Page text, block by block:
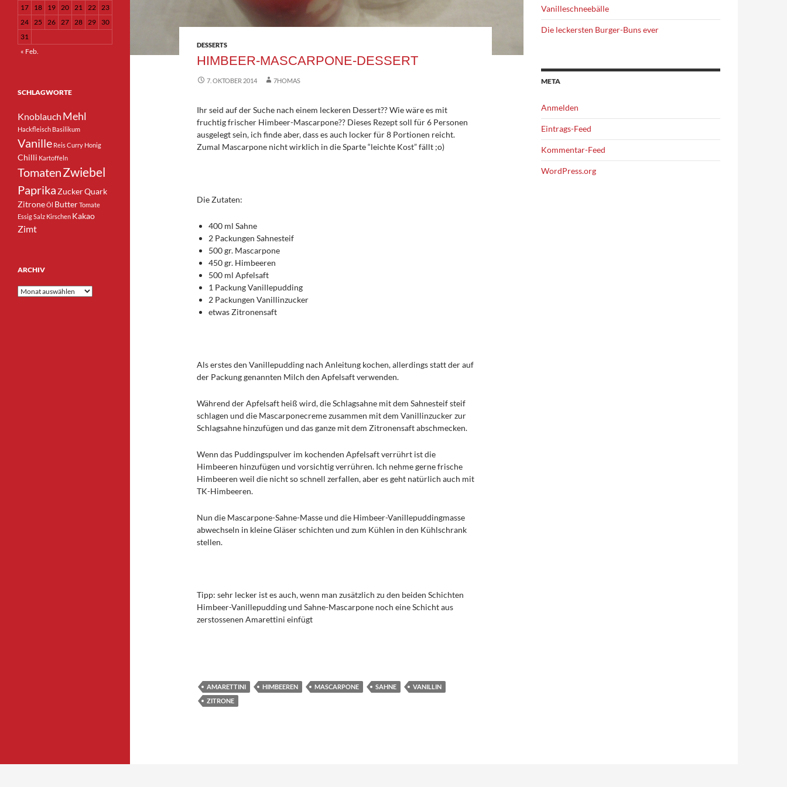
DESSERTS
HIMBEER-MASCARPONE-DESSERT
7. OKTOBER 2014 7HOMAS
Ihr seid auf der Suche nach einem leckeren Dessert?? Wie wäre es mit
fruchtig frischer Himbeer-Mascarpone?? Dieses Rezept soll für 6 Personen
ausgelegt sein, ich finde aber, dass es auch locker für 8 Portionen reicht.
Zumal Mascarpone nicht wirklich in die Sparte “leichte Kost” fällt ;o)
Die Zutaten:
400 ml Sahne
2 Packungen Sahnesteif
500 gr. Mascarpone
450 gr. Himbeeren
500 ml Apfelsaft
1 Packung Vanillepudding
2 Packungen Vanillinzucker
etwas Zitronensaft
Als erstes den Vanillepudding nach Anleitung kochen, allerdings statt der auf
der Packung genannten Milch den Apfelsaft verwenden.
Während der Apfelsaft heiß wird, die Schlagsahne mit dem Sahnesteif steif
schlagen und die Mascarponecreme zusammen mit dem Vanillinzucker zur
Schlagsahne hinzufügen und das ganze mit dem Zitronensaft abschmecken.
Wenn das Puddingspulver im kochenden Apfelsaft verrührt ist die
Himbeeren hinzufügen und vorsichtig verrühren. Ich nehme gerne frische
Himbeeren weil die nicht so schnell zerfallen, aber es geht natürlich auch mit
TK-Himbeeren.
Nun die Mascarpone-Sahne-Masse und die Himbeer-Vanillepuddingmasse
abwechseln in kleine Gläser schichten und zum Kühlen in den Kühlschrank
stellen.
Tipp: sehr lecker ist es auch, wenn man zusätzlich zu den beiden Schichten
Himbeer-Vanillepudding und Sahne-Mascarpone noch eine Schicht aus
zerstossenen Amarettini einfügt
AMARETTINI HIMBEEREN MASCARPONE SAHNE
VANILLIN
ZITRONE
Vanilleschneebälle
Die leckersten Burger-Buns ever
META
Anmelden
Eintrags-Feed
Kommentar-Feed
WordPress.org
17
18 19 20 21 22 23
24 25 26 27 28 29
30
31
« Feb.
SCHLAGWORTE
Knoblauch Mehl
Hackfleisch Basilikum
Vanille ReisCurry Honig
Chilli Kartoffeln
TomatenZwiebel
PaprikaZuckerQuark
ZitroneÖl ButterTomate
EssigSalz Kirschen Kakao
Zimt
ARCHIV
Archiv